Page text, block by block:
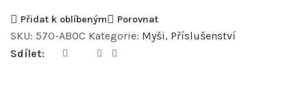
Přidat k oblíbeným Porovnat
SKU: 570-ABOC Kategorie: Myši, Příslušenství
Sdílet: